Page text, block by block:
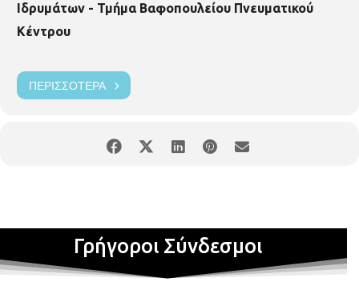
Ιδρυμάτων - Τμήμα Βαφοπουλείου Πνευματικού
Κέντρου
ΠΕΡΙΣΣΌΤΕΡΑ
Γρήγοροι Σύνδεσμοι